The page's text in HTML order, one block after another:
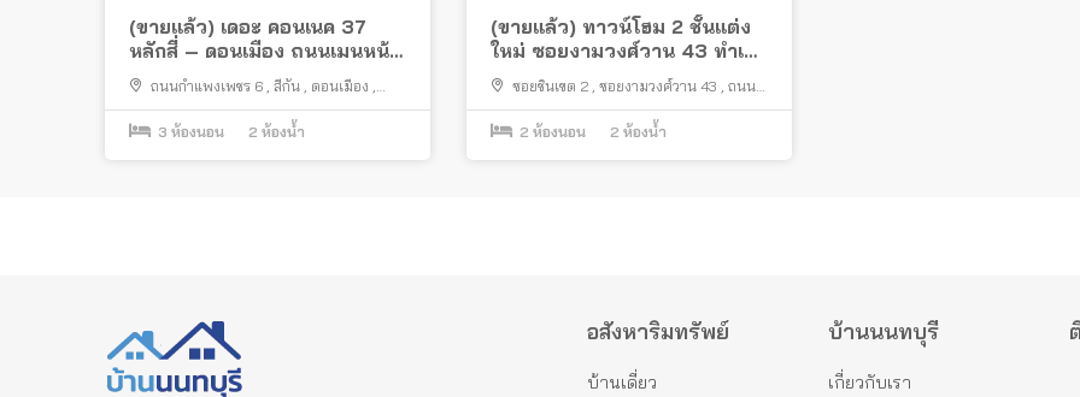
(ขายแล้ว) เดอะ คอนเนค 37
หลักสี่ – ดอนเมือง ถนนเมนหน้า
สวน ต่อเติมครบ พร้อมเฟอร์ฯ
ถนนกำแพงเพชร 6 , สีกัน , ดอนเมือง ,
กรุงเทพมหานคร
3 ห้องนอน 2 ห้องน้ำ
(ขายแล้ว) ทาวน์โฮม 2 ชั้นแต่ง
ใหม่ ซอยงามวงศ์วาน 43 ทำเลดี
ใกล้การไฟฟ้าส่วนภูมิภาค
(สำนักงานใหญ่)
ซอยชินเขต 2 , ซอยงามวงศ์วาน 43 , ถนน
กำแพงเพชร 6 , ทุ่งสองห้อง , กรุงเทพมหานคร
2 ห้องนอน 2 ห้องน้ำ
อสังหาริมทรัพย์
บ้านเดี่ยว
บ้านนนทบุรี
เกี่ยวกับเรา